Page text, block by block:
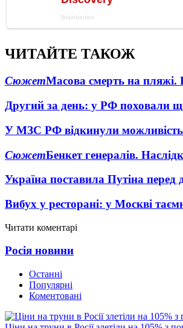
ЧИТАЙТЕ ТАКОЖ
СюжетМасова смерть на пляжі.
Другий за день: у РФ поховали
У МЗС РФ відкинули можливість
СюжетБенкет генералів.
Україна поставила Путіна
Вибух у ресторані: у Москві
Читати коментарі
Росія новини
Останні
Популярні
Коментовані